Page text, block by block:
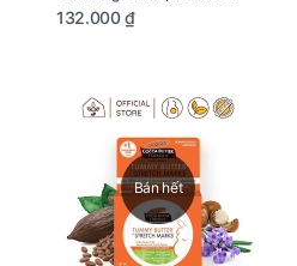
Những Kiến Thức Quý Báu Về
Mình Trong Hành Trình Nuôi
132.000 ₫
Bán hết